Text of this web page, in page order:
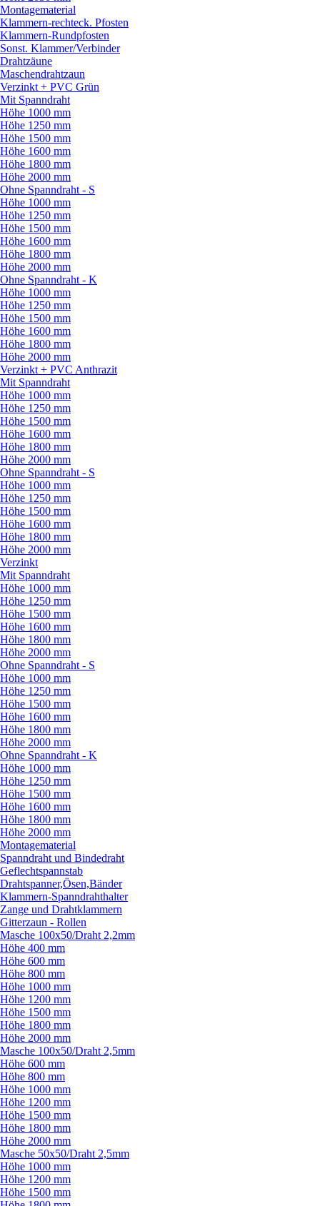
Montagematerial
Klammern-rechteck. Pfosten
Klammern-Rundpfosten
Sonst. Klammer/Verbinder
Drahtzäune
Maschendrahtzaun
Verzinkt + PVC Grün
Mit Spanndraht
Höhe 1000 mm
Höhe 1250 mm
Höhe 1500 mm
Höhe 1600 mm
Höhe 1800 mm
Höhe 2000 mm
Ohne Spanndraht - S
Höhe 1000 mm
Höhe 1250 mm
Höhe 1500 mm
Höhe 1600 mm
Höhe 1800 mm
Höhe 2000 mm
Ohne Spanndraht - K
Höhe 1000 mm
Höhe 1250 mm
Höhe 1500 mm
Höhe 1600 mm
Höhe 1800 mm
Höhe 2000 mm
Verzinkt + PVC Anthrazit
Mit Spanndraht
Höhe 1000 mm
Höhe 1250 mm
Höhe 1500 mm
Höhe 1600 mm
Höhe 1800 mm
Höhe 2000 mm
Ohne Spanndraht - S
Höhe 1000 mm
Höhe 1250 mm
Höhe 1500 mm
Höhe 1600 mm
Höhe 1800 mm
Höhe 2000 mm
Verzinkt
Mit Spanndraht
Höhe 1000 mm
Höhe 1250 mm
Höhe 1500 mm
Höhe 1600 mm
Höhe 1800 mm
Höhe 2000 mm
Ohne Spanndraht - S
Höhe 1000 mm
Höhe 1250 mm
Höhe 1500 mm
Höhe 1600 mm
Höhe 1800 mm
Höhe 2000 mm
Ohne Spanndraht - K
Höhe 1000 mm
Höhe 1250 mm
Höhe 1500 mm
Höhe 1600 mm
Höhe 1800 mm
Höhe 2000 mm
Montagematerial
Spanndraht und Bindedraht
Geflechtspannstab
Drahtspanner,Ösen,Bänder
Klammern-Spanndrahthalter
Zange und Drahtklammern
Gitterzaun - Rollen
Masche 100x50/Draht 2,2mm
Höhe 400 mm
Höhe 600 mm
Höhe 800 mm
Höhe 1000 mm
Höhe 1200 mm
Höhe 1500 mm
Höhe 1800 mm
Höhe 2000 mm
Masche 100x50/Draht 2,5mm
Höhe 600 mm
Höhe 800 mm
Höhe 1000 mm
Höhe 1200 mm
Höhe 1500 mm
Höhe 1800 mm
Höhe 2000 mm
Masche 50x50/Draht 2,5mm
Höhe 1000 mm
Höhe 1200 mm
Höhe 1500 mm